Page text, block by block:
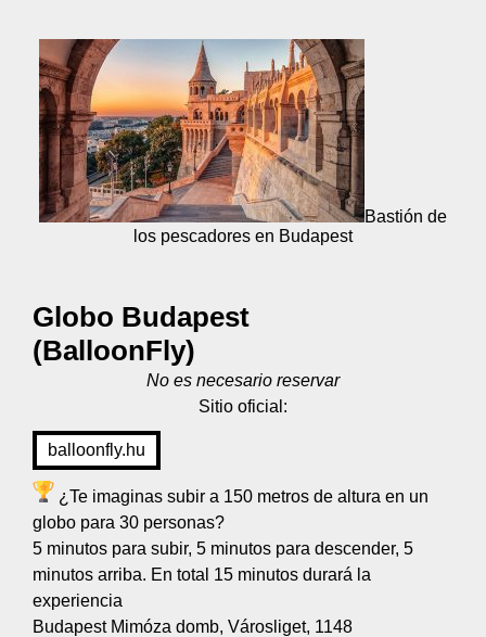
Bastión de
los pescadores en Budapest
Globo Budapest
(BalloonFly)
No es necesario reservar
Sitio oficial:
balloonfly.hu
¿Te imaginas subir a 150 metros de altura en un
globo para 30 personas?
5 minutos para subir, 5 minutos para descender, 5
minutos arriba. En total 15 minutos durará la
experiencia
Budapest Mimóza domb, Városliget, 1148